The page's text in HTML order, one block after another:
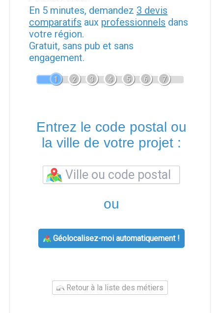
En 5 minutes, demandez 3 devis
comparatifs aux professionnels dans
votre région.
Gratuit, sans pub et sans
engagement.
1 2 3 4 5 6 7
Entrez le code postal ou
la ville de votre projet :
ou
Géolocalisez-moi automatiquement !
Retour à la liste des métiers